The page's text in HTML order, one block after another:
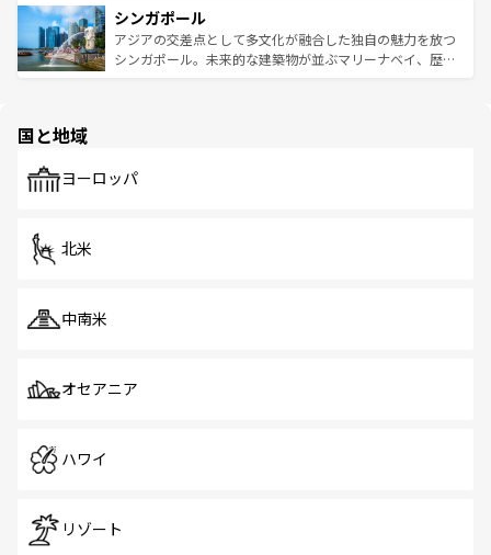
参照してほしい。
激する。気候は一年中温暖で、どの季節にも異なる楽しみ
が待っている。親しみやすいタイの人々、仏教を中心とし
た文化、そして多様な観光資源が、訪れる旅人を魅了し続
み、どこを訪れても感動するはず。観光スポットが密集し
ており、効率よく見どころを回れるのも魅力。息をのむよ
うな絶景から文化的な体験まで、香港を存分に楽しみ尽く
シンガポール
アジアの交差点として多文化が融合した独自の魅力を放つ
シンガポール。未来的な建築物が並ぶマリーナベイ、歴史
で、ホーカーズは地元の風情を楽しめる外せないスポット
国と地域
ヨーロッパ
北米
中南米
オセアニア
ハワイ
リゾート